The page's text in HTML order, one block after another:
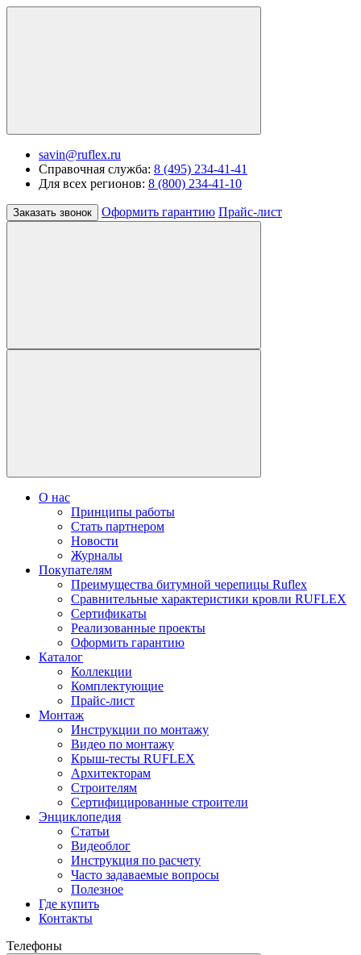
savin@ruflex.ru
Справочная служба: 8 (495) 234-41-41
Для всех регионов: 8 (800) 234-41-10
Заказать звонок Оформить гарантию Прайс-лист
О нас
Принципы работы
Стать партнером
Новости
Журналы
Покупателям
Преимущества битумной черепицы Ruflex
Сравнительные характеристики кровли RUFLEX
Сертификаты
Реализованные проекты
Оформить гарантию
Каталог
Коллекции
Комплектующие
Прайс-лист
Монтаж
Инструкции по монтажу
Видео по монтажу
Крыш-тесты RUFLEX
Архитекторам
Строителям
Сертифицированные строители
Энциклопедия
Статьи
Видеоблог
Инструкция по расчету
Часто задаваемые вопросы
Полезное
Где купить
Контакты
Телефоны